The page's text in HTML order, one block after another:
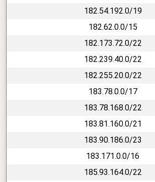
182.54.192.0/19
182.62.0.0/15
182.173.72.0/22
182.239.40.0/22
182.255.20.0/22
183.78.0.0/17
183.78.168.0/22
183.81.160.0/21
183.90.186.0/23
183.171.0.0/16
185.93.164.0/22